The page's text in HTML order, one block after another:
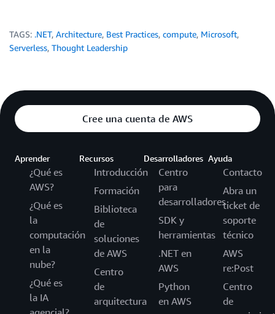
TAGS: .NET, Architecture, Best Practices, compute, Microsoft,
Serverless, Thought Leadership
Cree una cuenta de AWS
Aprender
¿Qué es
AWS?
¿Qué es
la
computación
en la
nube?
¿Qué es
la IA
Recursos
Introducción
Formación
Biblioteca
de
soluciones
de AWS
Centro
de
arquitectura
Desarrolladores
Centro
para
desarrolladores
SDK y
herramientas
.NET en
AWS
Python
en AWS
Ayuda
Contacto
Abra un
ticket de
soporte
técnico
AWS
re:Post
Centro
de